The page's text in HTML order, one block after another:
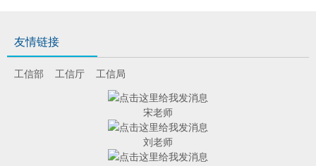
友情链接
工信部 工信厅 工信局
宋老师
刘老师